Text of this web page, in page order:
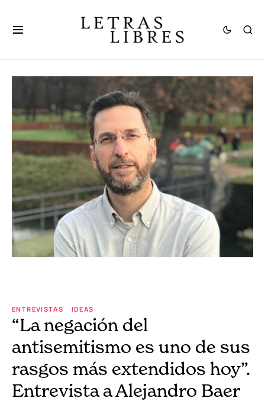
ENTREVISTAS IDEAS
“La negación del
antisemitismo es uno de sus
rasgos más extendidos hoy”.
Entrevista a Alejandro Baer